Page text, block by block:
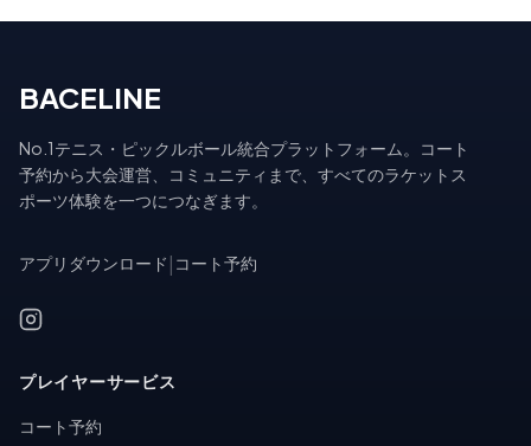
BACELINE
No.1テニス・ピックルボール統合プラットフォーム。コート
予約から大会運営、コミュニティまで、すべてのラケットス
ポーツ体験を一つにつなぎます。
アプリダウンロード コート予約
プレイヤーサービス
コート予約